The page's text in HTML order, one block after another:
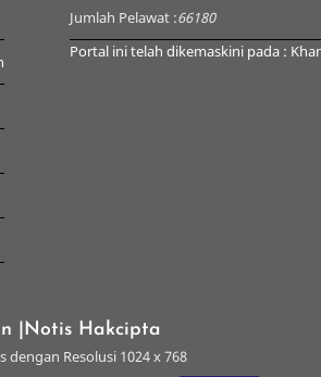
Jumlah Pelawat :66180
Portal ini telah dikemaskini pada :
|Notis Hakcipta
dengan Resolusi 1024 x 768